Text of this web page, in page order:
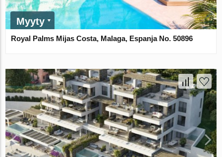
Myyty
Royal Palms Mijas Costa, Malaga, Espanja No. 50896